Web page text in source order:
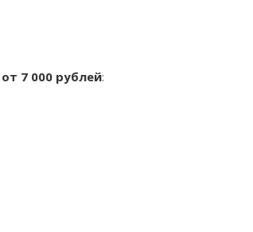
от 7 000 рублей: